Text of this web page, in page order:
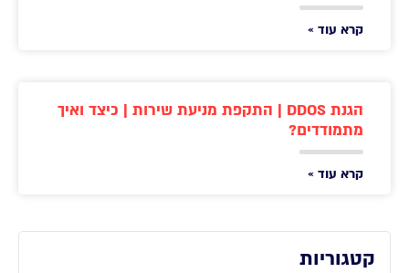
קרא עוד »
הגנת DDOS | התקפת מניעת שירות | כיצד ואיך
מתמודדים?
קרא עוד »
קטגוריות